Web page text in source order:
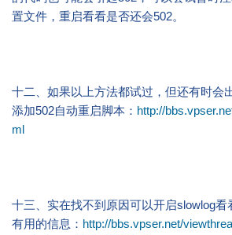
置文件，重启看看是否还会502。
十二、如果以上方法都试过，但还有时会
添加502自动重启脚本： http://
ml
十三、实在找不到原因可以开启slowlog看
有用的信息： http://bbs.vpser.net/